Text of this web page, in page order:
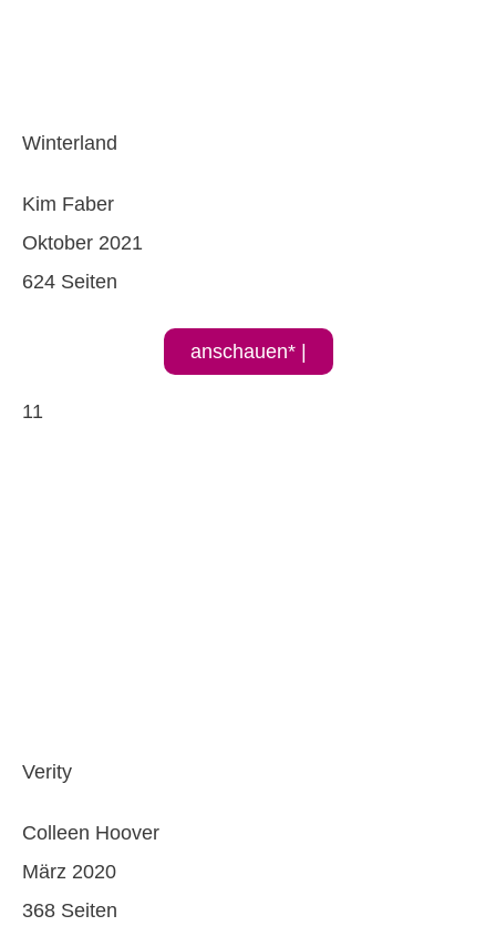
Winterland
Kim Faber
Oktober 2021
624 Seiten
anschauen* |
11
Verity
Colleen Hoover
März 2020
368 Seiten